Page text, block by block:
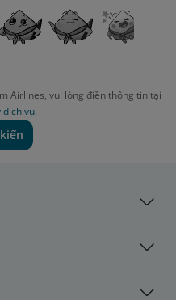
Airlines, vui lòng điền thông tin tại
dịch vụ.